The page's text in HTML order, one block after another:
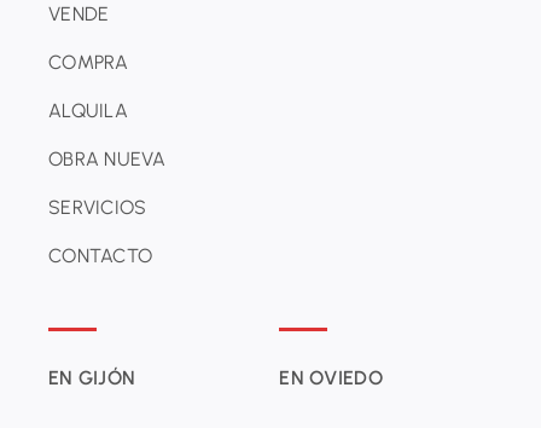
VENDE
COMPRA
ALQUILA
OBRA NUEVA
SERVICIOS
CONTACTO
EN GIJÓN EN OVIEDO